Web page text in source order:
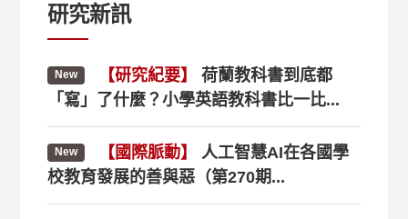
研究新訊
New 【研究紀要】
荷蘭教科書到底都
「寫」了什麼？小學英語教科書比一比...
New 【國際脈動】
人工智慧AI在各國學
校教育發展的善與惡（第270期...